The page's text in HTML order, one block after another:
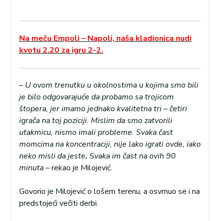
Na meču Empoli – Napoli, naša kladionica nudi
kvotu 2.20 za igru 2-2.
– U ovom trenutku u okolnostima u kojima smo bili
je bilo odgovarajuće da probamo sa trojicom
štopera, jer imamo jednako kvalitetna tri – četiri
igrača na toj poziciji. Mislim da smo zatvorili
utakmicu, nismo imali probleme. Svaka čast
momcima na koncentraciji, nije lako igrati ovde, iako
neko misli da jeste. Svaka im čast na ovih 90
minuta –rekao je Milojević.
Govorio je Milojević o lošem terenu, a osvrnuo se i na
predstojeći večiti derbi.